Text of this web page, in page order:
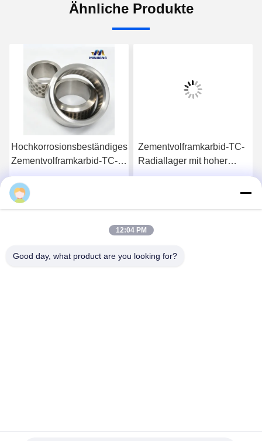
Ähnliche Produkte
Hochkorrosionsbeständiges
Zementvolframkarbid-TC-
Radiallager
Zementvolframkarbid-TC-
Radiallager mit hoher
Korrosionsbeständigkeit
12:04 PM
Good day, what product are you looking for?